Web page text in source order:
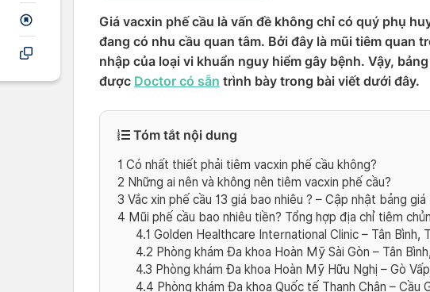
Giá vacxin phế cầu là vấn đề không chỉ có quý phụ
đang có nhu cầu quan tâm. Bởi đây là mũi tiêm quan
nhập của loại vi khuẩn nguy hiểm gây bệnh. Vậy,
được Doctor có sẵn trình bày trong bài viết dưới đây.
Tóm tắt nội dung
1 Có nhất thiết phải tiêm vacxin phế cầu không?
2 Những ai nên và không nên tiêm vacxin phế cầu?
3 Vắc xin phế cầu 13 giá bao nhiêu ? – Cập nhật bảng
4 Mũi phế cầu bao nhiêu tiền? Tổng hợp địa chỉ tiêm
4.1 Golden Healthcare International Clinic – Tân Bình,
4.2 Phòng khám Đa khoa Hoàn Mỹ Sài Gòn – Tân
4.3 Phòng khám Đa khoa Hoàn Mỹ Hữu Nghị – Gò
4.4 Phòng khám Đa khoa Quốc tế Thanh Chân – Cầu